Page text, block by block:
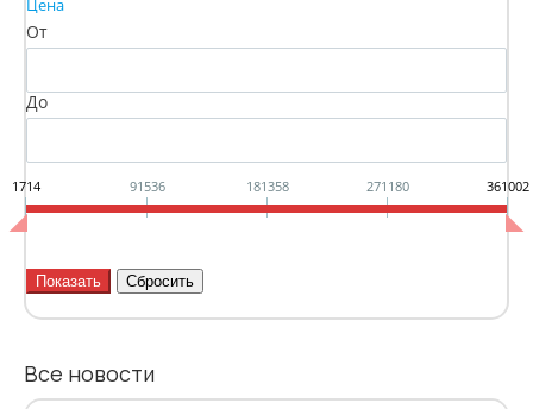
Цена
От
До
1714 91536 181358 271180 361002
Все новости